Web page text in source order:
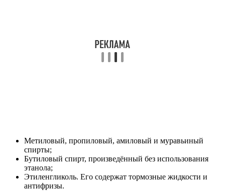
Метиловый, пропиловый, амиловый и муравьиный
спирты;
Бутиловый спирт, произведённый без использования
этанола;
Этиленгликоль. Его содержат тормозные жидкости и
антифризы.